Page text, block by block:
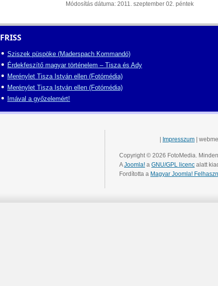
Módosítás dátuma: 2011. szeptember 02. péntek
FRISS
Sziszek püspöke (Maderspach Kommandó)
Érdekfeszítő magyar történelem – Tisza és Ady
Merénylet Tisza István ellen (Fotómédia)
Merénylet Tisza István ellen (Fotómédia)
Imával a győzelemért!
Impresszum |
Copyright © 2026 FotoMedia.
AJoomla! a GNU/GPL licenc alatt
Fordította a Magyar Joomla!